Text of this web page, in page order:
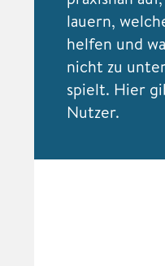
lauern,
helfen und
nicht zu
spielt. Hier
Nutzer.